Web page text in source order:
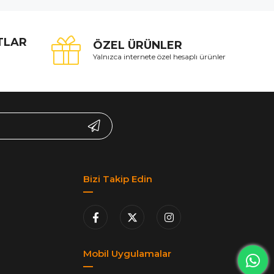
ÖZEL ÜRÜNLER
Yalnızca internete özel hesaplı ürünler
Bizi Takip Edin
Mobil Uygulamalar